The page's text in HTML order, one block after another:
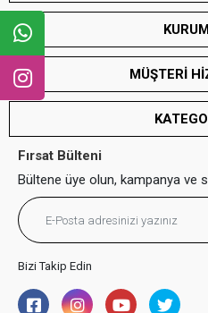
MÜŞTERİ
Fırsat Bülteni
Bültene üye olun, kampanya ve
Bizi Takip Edin